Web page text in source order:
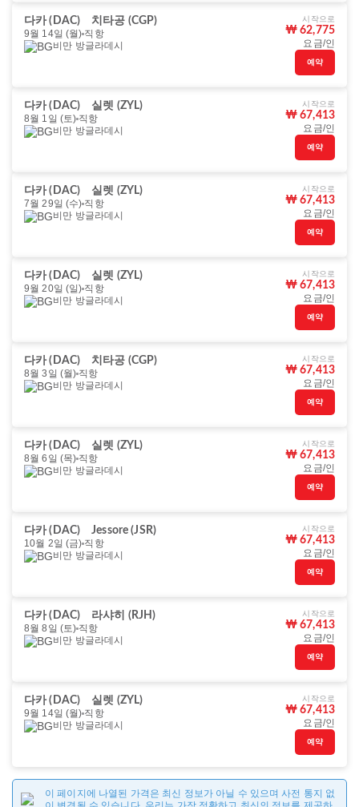
다카 (DAC)
치타공 (CGP)
9월 14일 (월) 직항
비만 방글라데시
시작으로
₩ 62,775
요금/인
예약
다카 (DAC)
실렛 (ZYL)
8월 1일 (토) 직항
비만 방글라데시
시작으로
₩ 67,413
요금/인
예약
다카 (DAC)
실렛 (ZYL)
7월 29일 (수) 직항
비만 방글라데시
시작으로
₩ 67,413
요금/인
예약
다카 (DAC)
실렛 (ZYL)
9월 20일 (일) 직항
비만 방글라데시
시작으로
₩ 67,413
요금/인
예약
다카 (DAC)
치타공 (CGP)
8월 3일 (월) 직항
비만 방글라데시
시작으로
₩ 67,413
요금/인
예약
다카 (DAC)
실렛 (ZYL)
8월 6일 (목) 직항
비만 방글라데시
시작으로
₩ 67,413
요금/인
예약
다카 (DAC)
Jessore (JSR)
10월 2일 (금) 직항
비만 방글라데시
시작으로
₩ 67,413
요금/인
예약
다카 (DAC)
라샤히 (RJH)
8월 8일 (토) 직항
비만 방글라데시
시작으로
₩ 67,413
요금/인
예약
다카 (DAC)
실렛 (ZYL)
9월 14일 (월) 직항
비만 방글라데시
시작으로
₩ 67,413
요금/인
예약
이 페이지에 나열된 가격은 최신 정보가 아닐 수 있으며 사전 통지 없